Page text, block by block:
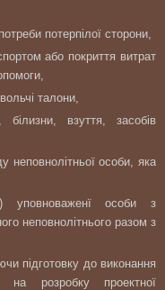
потерпілої сторони,
або покриття витрат
талони,
взуття, засобів
неповнолітньої особи, яка
уповноваженї особи з
неповнолітнього разом з
підготовку до виконання
на розробку проектної